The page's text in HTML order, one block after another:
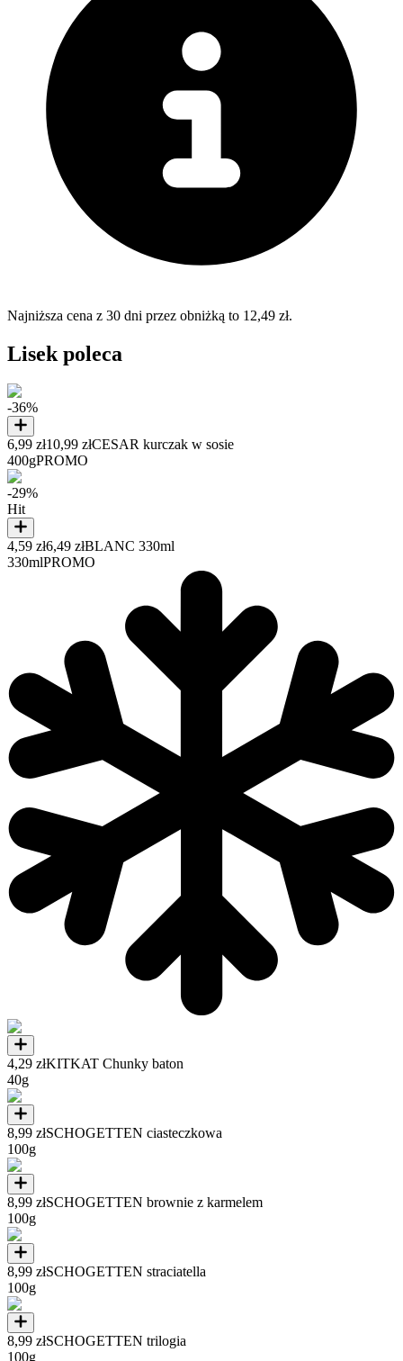
Najniższa cena z 30 dni przez obniżką to 12,49 zł.
Lisek poleca
-36%
6,99 zł10,99 złCESAR kurczak w sosie
400gPROMO
-29%
Hit
4,59 zł6,49 złBLANC 330ml
330mlPROMO
4,29 złKITKAT Chunky baton
40g
8,99 złSCHOGETTEN ciasteczkowa
100g
8,99 złSCHOGETTEN brownie z karmelem
100g
8,99 złSCHOGETTEN straciatella
100g
8,99 złSCHOGETTEN trilogia
100g